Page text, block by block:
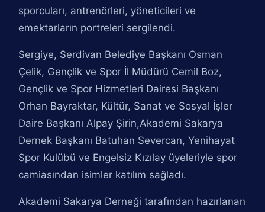
sporcuları, antrenörleri, yöneticileri ve
emektarların portreleri sergilendi.
Sergiye, Serdivan Belediye Başkanı Osman
Çelik, Gençlik ve Spor İl Müdürü Cemil Boz,
Gençlik ve Spor Hizmetleri Dairesi Başkanı
Orhan Bayraktar, Kültür, Sanat ve Sosyal İşler
Daire Başkanı Alpay Şirin,Akademi Sakarya
Dernek Başkanı Batuhan Severcan, Yenihayat
Spor Kulübü ve Engelsiz Kızılay üyeleriyle spor
camiasından isimler katılım sağladı.
Akademi Sakarya Derneği tarafından hazırlanan